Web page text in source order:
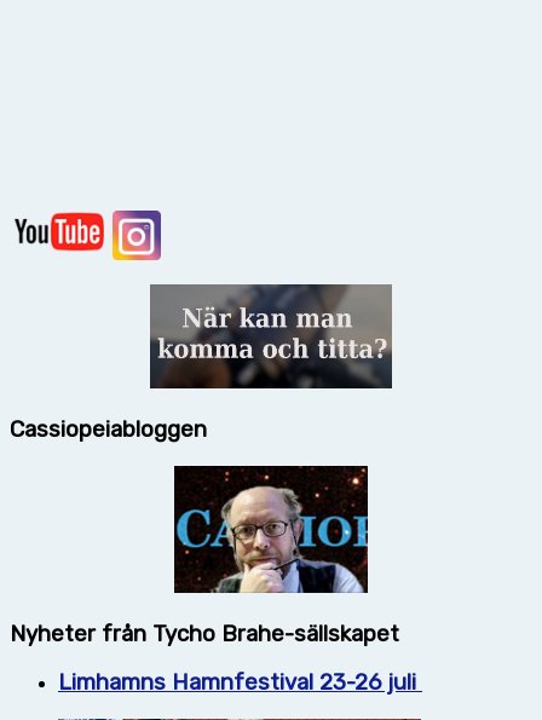
Cassiopeiabloggen
Nyheter från Tycho Brahe-sällskapet
Limhamns Hamnfestival 23-26 juli